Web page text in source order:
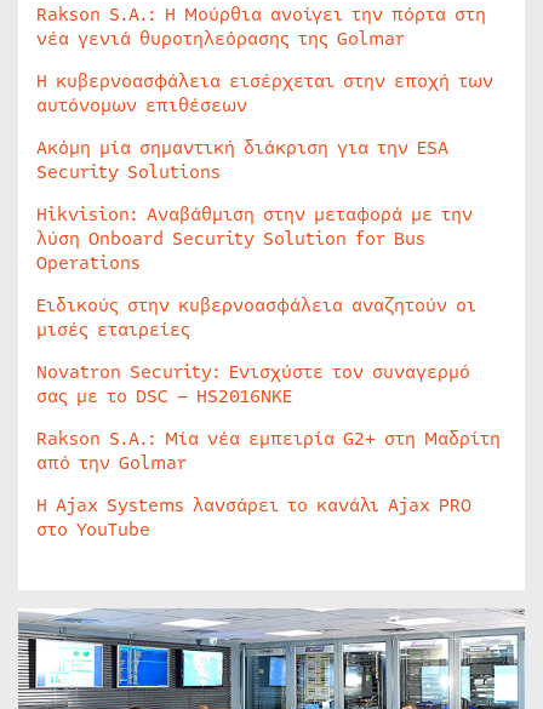
Rakson S.A.: Η Μούρθια ανοίγει την πόρτα στη
νέα γενιά θυροτηλεόρασης της Golmar
Η κυβερνοασφάλεια εισέρχεται στην εποχή των
αυτόνομων επιθέσεων
Ακόμη μία σημαντική διάκριση για την ESA
Security Solutions
Hikvision: Αναβάθμιση στην μεταφορά με την
λύση Onboard Security Solution for Bus
Operations
Ειδικούς στην κυβερνοασφάλεια αναζητούν οι
μισές εταιρείες
Novatron Security: Ενισχύστε τον συναγερμό
σας με το DSC – HS2016NKE
Rakson S.A.: Μία νέα εμπειρία G2+ στη Μαδρίτη
από την Golmar
Η Ajax Systems λανσάρει το κανάλι Ajax PRO
στο YouTube